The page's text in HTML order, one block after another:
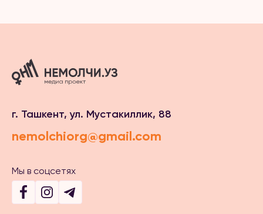
г. Ташкент, ул. Мустакиллик, 88
nemolchiorg@gmail.com
Мы в соцсетях